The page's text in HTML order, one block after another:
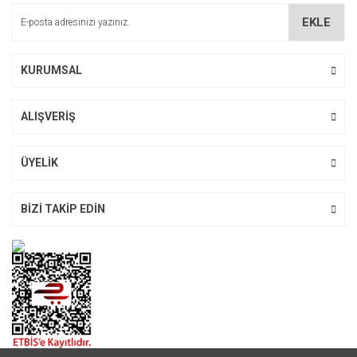
EKLE
KURUMSAL
ALIŞVERİŞ
ÜYELİK
BİZİ TAKİP EDİN